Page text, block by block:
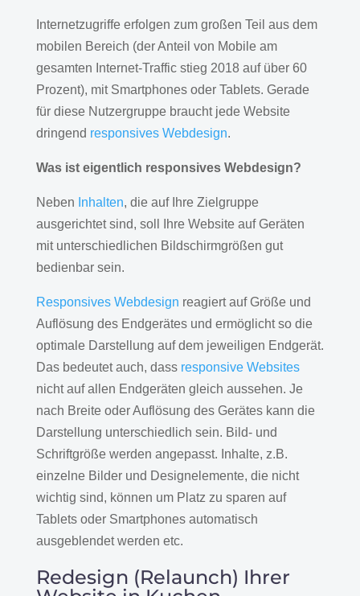
Internetzugriffe erfolgen zum großen Teil aus dem
mobilen Bereich (der Anteil von Mobile am
gesamten Internet-Traffic stieg 2018 auf über 60
Prozent), mit Smartphones oder Tablets. Gerade
für diese Nutzergruppe braucht jede Website
dringend responsives Webdesign.
Was ist eigentlich responsives Webdesign?
Neben Inhalten, die auf Ihre Zielgruppe
ausgerichtet sind, soll Ihre Website auf Geräten
mit unterschiedlichen Bildschirmgrößen gut
bedienbar sein.
Responsives Webdesign reagiert auf Größe und
Auflösung des Endgerätes und ermöglicht so die
optimale Darstellung auf dem jeweiligen Endgerät.
Das bedeutet auch, dass responsive Websites
nicht auf allen Endgeräten gleich aussehen. Je
nach Breite oder Auflösung des Gerätes kann die
Darstellung unterschiedlich sein. Bild- und
Schriftgröße werden angepasst. Inhalte, z.B.
einzelne Bilder und Designelemente, die nicht
wichtig sind, können um Platz zu sparen auf
Tablets oder Smartphones automatisch
ausgeblendet werden etc.
Redesign (Relaunch) Ihrer